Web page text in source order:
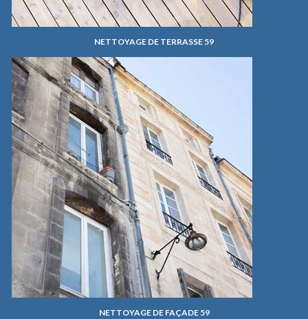
NETTOYAGE DE TERRASSE 59
NETTOYAGE DE FAÇADE 59